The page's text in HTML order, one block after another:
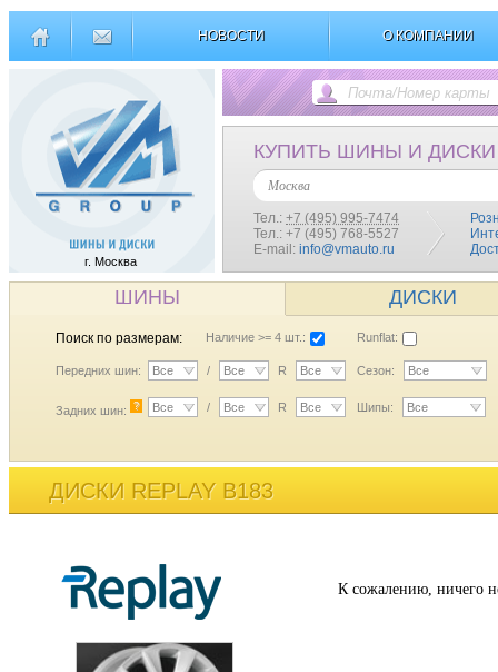
НОВОСТИ О КОМПАНИИ
г. Москва
КУПИТЬ ШИНЫ И ДИСКИ
Москва
Тел.: +7 (495) 995-7474
Тел.: +7 (495) 768-5527
E-mail: info@vmauto.ru
ШИНЫ ДИСКИ
Поиск по размерам: Наличие >= 4 шт.: Runflat:
Передних шин: Все / Все R Все Сезон: Все
Задних шин: ? Все / Все R Все Шипы: Все
ДИСКИ REPLAY B183
К сожалению, ничего